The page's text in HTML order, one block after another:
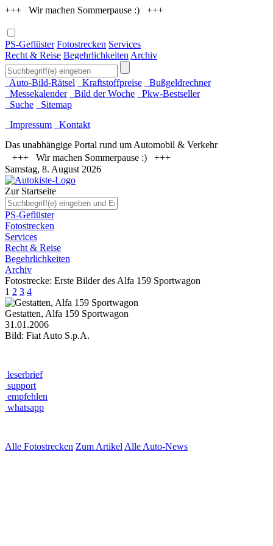
+++ Wir machen Sommerpause :) +++
PS-Geflüster Fotostrecken Services
Recht & Reise Begehrlichkeiten Archiv
Auto-Bild-Rätsel Kraftstoffpreise
Bußgeldrechner
Messekalender
Bild der Woche
Pkw-Bestseller
Suche
Sitemap
Impressum
Kontakt
Das unabhängige Portal rund um Automobil & Verkehr
+++ Wir machen Sommerpause :) +++
Samstag, 8. August 2026
Zur Startseite
PS-Geflüster
Fotostrecken
Services
Recht & Reise
Begehrlichkeiten
Archiv
Fotostrecke: Erste Bilder des Alfa 159 Sportwagon
1 2 3 4
Gestatten, Alfa 159 Sportwagon
31.01.2006
Bild: Fiat Auto S.p.A.
leserbrief
support
empfehlen
whatsapp
Alle Fotostrecken Zum Artikel Alle Auto-News